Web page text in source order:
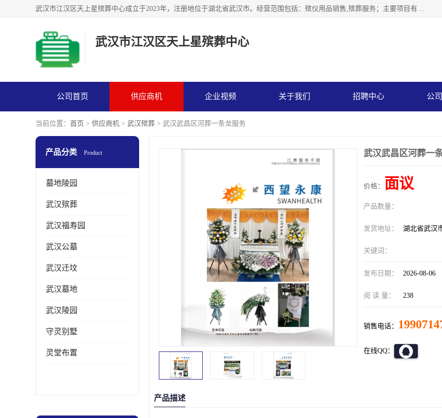
武汉市江汉区天上星殡葬中心成立于2023年，注册地位于湖北省武汉市。经营范围包括：殡仪用品销售,殡葬服务；主要项目有：穿衣服，寿衣，西服，现代装，灵堂布置，遗像，灵棚，乐队，化妆，遗体告别厅，守灵别墅，遗体托运，墓地代理低价出售。
武汉市江汉区天上星殡葬中心
公司首页 供应商机 企业视频 关于我们 招聘中心 公
当前位置： 首页 > 供应商机 > 武汉殡葬 > 武汉武昌区河葬一条龙服务
产品分类 Product
墓地陵园
武汉殡葬
武汉福寿园
武汉公墓
武汉迁坟
武汉墓地
武汉陵园
守灵别墅
灵堂布置
武汉武昌区河葬一
价格： 面议
产品数量：
发货地址： 湖北省武汉
关键词：
发布日期： 2026-08-06
阅 读 量： 238
销售电话：
在线QQ：
产品描述